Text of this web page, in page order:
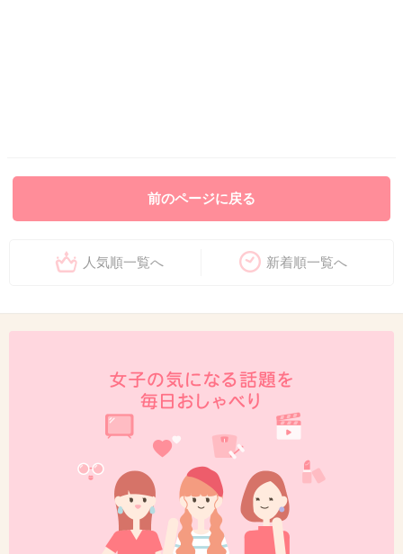
前のページに戻る
人気順一覧へ 新着順一覧へ